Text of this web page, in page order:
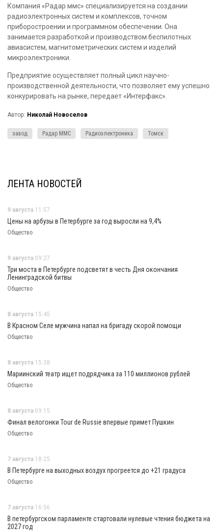
Компания «Радар ммс» специализируется на создании
радиоэлектронных систем и комплексов, точном
приборостроении и программном обеспечении. Она
занимается разработкой и производством беспилотных
авиасистем, магнитометрических систем и изделий
микроэлектроники.
Предприятие осуществляет полный цикл научно-
производственной деятельности, что позволяет ему успешно
конкурировать на рынке, передает «Интерфакс».
Автор: Николай Новоселов
завод Радар ММС Радиоэлектроника Томск
ЛЕНТА НОВОСТЕЙ
9 августа 11:57
Цены на арбузы в Петербурге за год выросли на 9,4%
Общество
9 августа 09:27
Три моста в Петербурге подсветят в честь Дня окончания
Ленинградской битвы
Общество
8 августа 15:45
В Красном Селе мужчина напал на бригаду скорой помощи
Общество
8 августа 15:38
Мариинский театр ищет подрядчика за 110 миллионов рублей
Общество
8 августа 09:15
Финал велогонки Tour de Russie впервые примет Пушкин
Общество
7 августа 18:25
В Петербурге на выходных воздух прогреется до +21 градуса
Общество
7 августа 16:56
В петербургском парламенте стартовали нулевые чтения бюджета на
2027 год